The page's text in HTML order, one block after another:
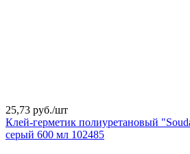
25,73 руб./шт
Клей-герметик полиуретановый
серый 600 мл 102485